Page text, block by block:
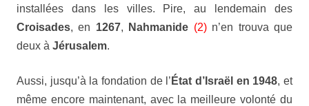
installées dans les villes. Pire, au lendemain des
Croisades, en 1267, Nahmanide (2)n’en trouva que
deux à Jérusalem.
Aussi, jusqu’à la fondation de l’ État d’Israël en 1948, et
même encore maintenant, avec la meilleure volonté du